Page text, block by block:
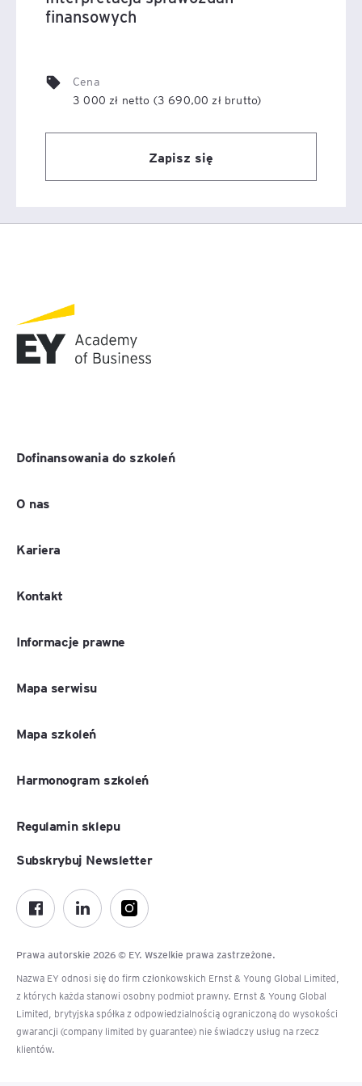
sprawozdania finansowe.
finansowych
Cena
3 000 zł netto (3 690,00 zł brutto)
Zapisz się
Dofinansowania do szkoleń
O nas
Kariera
Kontakt
Informacje prawne
Mapa serwisu
Mapa szkoleń
Harmonogram szkoleń
Regulamin sklepu
Prawa autorskie 2026 © EY. Wszelkie prawa zastrzeżone.
Nazwa EY odnosi się do firm członkowskich Ernst & Young Global Limited,
z których każda stanowi osobny podmiot prawny. Ernst & Young Global
Limited, brytyjska spółka z odpowiedzialnością ograniczoną do wysokości
gwarancji (company limited by guarantee) nie świadczy usług na rzecz
klientów.
Subskrybuj Newsletter